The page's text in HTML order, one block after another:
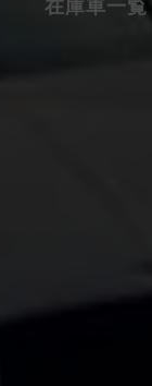
在庫車一覧